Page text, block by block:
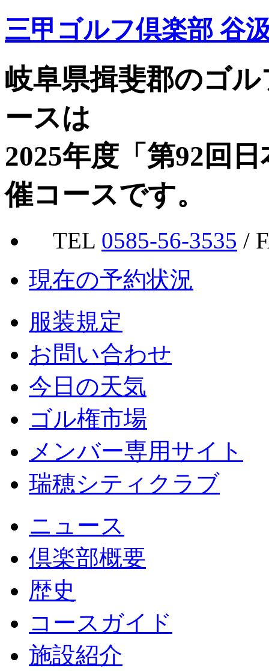
三甲ゴルフ倶楽部 谷
岐阜県揖斐郡のゴ
ースは
2025年度「第92回
催コースです。
TEL 0585-56-3535 /
現在の予約状況
服装規定
お問い合わせ
今日の天気
ゴル権市場
メンバー専用サイト
瑞穂シティクラブ
ニュース
倶楽部概要
歴史
コースガイド
施設紹介